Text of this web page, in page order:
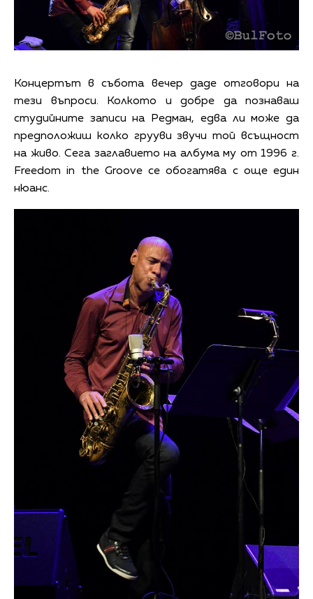
Концертът в събота вечер даде отговори на
тези въпроси. Колкото и добре да познаваш
студийните записи на Редман, едва ли може да
предположиш колко грууви звучи той всъщност
на живо. Сега заглавието на албума му от 1996 г.
Freedom in the Groove се обогатява с още един
нюанс.